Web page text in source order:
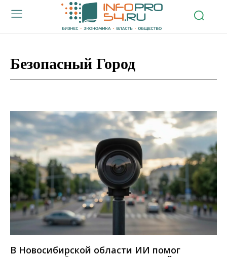
Безопасный Город
В Новосибирской области ИИ помог